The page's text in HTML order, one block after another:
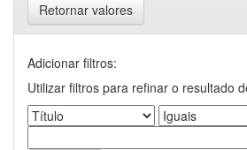
Retornar valores
Adicionar filtros:
Utilizar filtros para refinar o resultado